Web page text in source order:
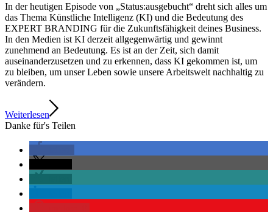
In der heutigen Episode von „Status:ausgebucht“ dreht sich alles um
das Thema Künstliche Intelligenz (KI) und die Bedeutung des
EXPERT BRANDING für die Zukunftsfähigkeit deines Business.
In den Medien ist KI derzeit allgegenwärtig und gewinnt
zunehmend an Bedeutung. Es ist an der Zeit, sich damit
auseinanderzusetzen und zu erkennen, dass KI gekommen ist, um
zu bleiben, um unser Leben sowie unsere Arbeitswelt nachhaltig zu
verändern.
Weiterlesen
Danke für's Teilen